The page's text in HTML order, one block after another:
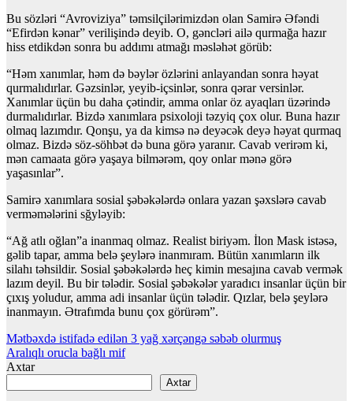
Bu sözləri “Avroviziya” təmsilçilərimizdən olan Samirə Əfəndi
“Efirdən kənar” verilişində deyib. O, gəncləri ailə qurmağa hazır
hiss etdikdən sonra bu addımı atmağı məsləhət görüb:
“Həm xanımlar, həm də bəylər özlərini anlayandan sonra həyat
qurmalıdırlar. Gəzsinlər, yeyib-içsinlər, sonra qərar versinlər.
Xanımlar üçün bu daha çətindir, amma onlar öz ayaqları üzərində
durmalıdırlar. Bizdə xanımlara psixoloji təzyiq çox olur. Buna hazır
olmaq lazımdır. Qonşu, ya da kimsə nə deyəcək deyə həyat qurmaq
olmaz. Bizdə söz-söhbət də buna görə yaranır. Cavab verirəm ki,
mən camaata görə yaşaya bilmərəm, qoy onlar mənə görə
yaşasınlar”.
Samirə xanımlara sosial şəbəkələrdə onlara yazan şəxslərə cavab
verməmələrini sğyləyib:
“Ağ atlı oğlan”a inanmaq olmaz. Realist biriyəm. İlon Mask istəsə,
gəlib tapar, amma belə şeylərə inanmıram. Bütün xanımların ilk
silahı təhsildir. Sosial şəbəkələrdə heç kimin mesajına cavab vermək
lazım deyil. Bu bir tələdir. Sosial şəbəkələr yaradıcı insanlar üçün bir
çıxış yoludur, amma adi insanlar üçün tələdir. Qızlar, belə şeylərə
inanmayın. Ətrafımda bunu çox görürəm”.
Yazı
naviqasiyası
Mətbəxdə istifadə edilən 3 yağ xərçəngə səbəb olurmuş
Aralıqlı orucla bağlı mif
Axtar
Axtar